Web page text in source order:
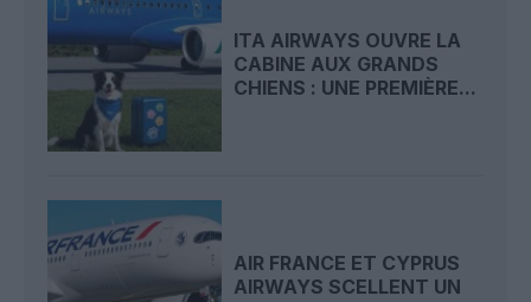
ITA AIRWAYS OUVRE LA
CABINE AUX GRANDS
CHIENS : UNE PREMIÈRE...
AIR FRANCE ET CYPRUS
AIRWAYS SCELLENT UN